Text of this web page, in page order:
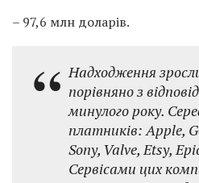
– 97,6 млн доларів.
Надходження
порівняно з
минулого року.
платників: Apple,
Sony, Valve, Etsy,
Сервісами цих